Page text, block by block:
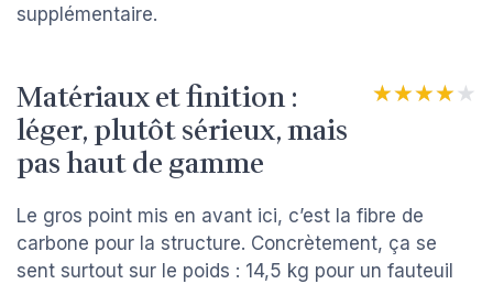
supplémentaire.
Matériaux et finition :
léger, plutôt sérieux, mais
pas haut de gamme
★★★★★
★★★★★
Le gros point mis en avant ici, c’est la fibre de
carbone pour la structure. Concrètement, ça se
sent surtout sur le poids : 14,5 kg pour un fauteuil